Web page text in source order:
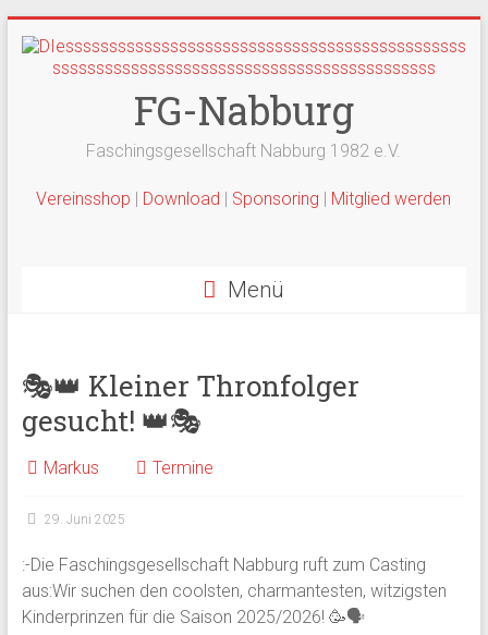
Inhalt
springen
FG-Nabburg
Faschingsgesellschaft Nabburg 1982 e.V.
Vereinsshop | Download | Sponsoring | Mitglied werden
Menü
🎭👑 Kleiner Thronfolger
gesucht! 👑🎭
Markus Termine
29. Juni 2025
:-Die Faschingsgesellschaft Nabburg ruft zum Casting
aus:Wir suchen den coolsten, charmantesten, witzigsten
Kinderprinzen für die Saison 2025/2026! 🥳🗣️